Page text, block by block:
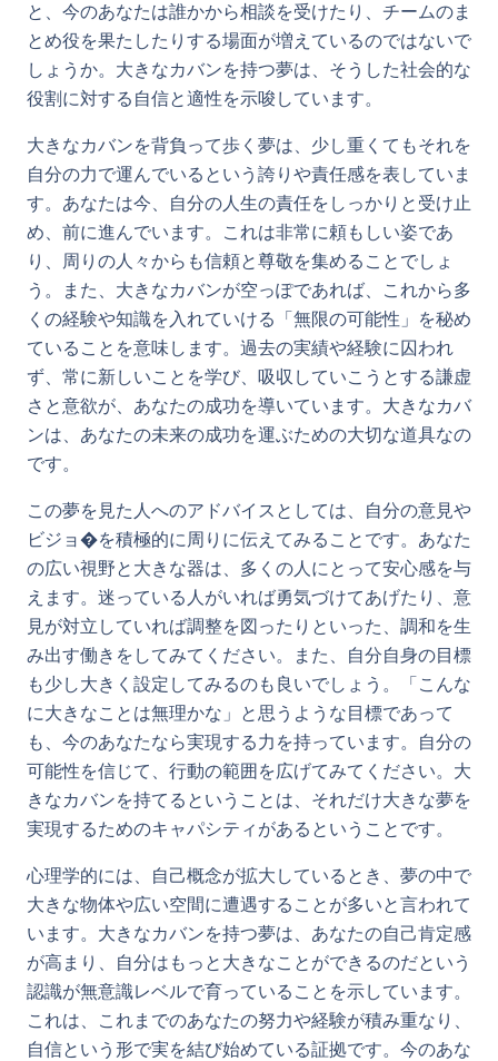
と、今のあなたは誰かから相談を受けたり、チームのま
とめ役を果たしたりする場面が増えているのではないで
しょうか。大きなカバンを持つ夢は、そうした社会的な
役割に対する自信と適性を示唆しています。
大きなカバンを背負って歩く夢は、少し重くてもそれを
自分の力で運んでいるという誇りや責任感を表していま
す。あなたは今、自分の人生の責任をしっかりと受け止
め、前に進んでいます。これは非常に頼もしい姿であ
り、周りの人々からも信頼と尊敬を集めることでしょ
う。また、大きなカバンが空っぽであれば、これから多
くの経験や知識を入れていける「無限の可能性」を秘め
ていることを意味します。過去の実績や経験に囚われ
ず、常に新しいことを学び、吸収していこうとする謙虚
さと意欲が、あなたの成功を導いています。大きなカバ
ンは、あなたの未来の成功を運ぶための大切な道具なの
です。
この夢を見た人へのアドバイスとしては、自分の意見や
ビジョ�を積極的に周りに伝えてみることです。あなた
の広い視野と大きな器は、多くの人にとって安心感を与
えます。迷っている人がいれば勇気づけてあげたり、意
見が対立していれば調整を図ったりといった、調和を生
み出す働きをしてみてください。また、自分自身の目標
も少し大きく設定してみるのも良いでしょう。「こんな
に大きなことは無理かな」と思うような目標であって
も、今のあなたなら実現する力を持っています。自分の
可能性を信じて、行動の範囲を広げてみてください。大
きなカバンを持てるということは、それだけ大きな夢を
実現するためのキャパシティがあるということです。
心理学的には、自己概念が拡大しているとき、夢の中で
大きな物体や広い空間に遭遇することが多いと言われて
います。大きなカバンを持つ夢は、あなたの自己肯定感
が高まり、自分はもっと大きなことができるのだという
認識が無意識レベルで育っていることを示しています。
これは、これまでのあなたの努力や経験が積み重なり、
自信という形で実を結び始めている証拠です。今のあな